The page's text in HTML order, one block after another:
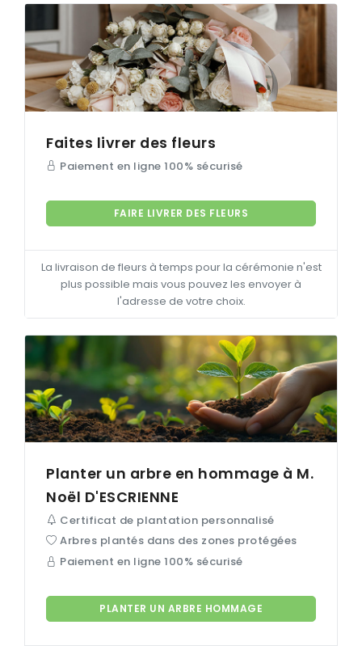
Faites livrer des fleurs
Paiement en ligne 100% sécurisé
FAIRE LIVRER DES FLEURS
La livraison de fleurs à temps pour la cérémonie n'est
plus possible mais vous pouvez les envoyer à
l'adresse de votre choix.
Planter un arbre en hommage à M.
Noël D'ESCRIENNE
Certificat de plantation personnalisé
Arbres plantés dans des zones protégées
Paiement en ligne 100% sécurisé
PLANTER UN ARBRE HOMMAGE